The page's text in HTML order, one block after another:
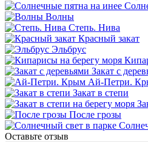
Волны
Степь. Нива
Красный закат
Эльбрус
Закат с
Ай-Петри.
Закат в степи
После грозы
Оставьте отзыв